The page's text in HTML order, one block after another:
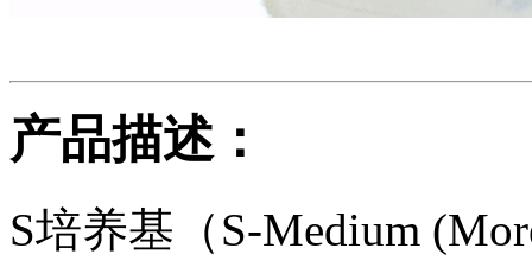
产品描述：
S培养基（S-Medium